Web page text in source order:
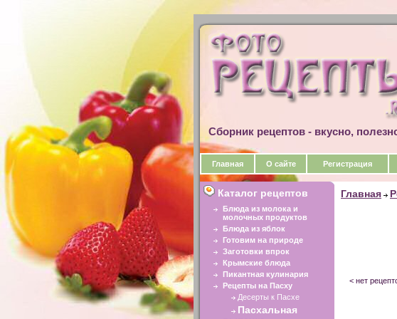
Сборник рецептов - вкусно,
Главная О сайте Регистрация
Каталог рецептов
Блюда из молока и
молочных продуктов
Блюда из яблок
Готовим на природе
Заготовки впрок
Крымские блюда
Пикантная кулинария
Рецепты на Пасху
Десерты к Пасхе
Пасхальная
Главная
< нет